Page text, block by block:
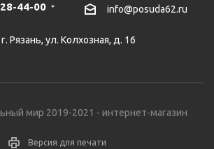
44-00 info@posuda62.ru
г. Рязань, ул. Колхозная, д. 16
мир 2019-2021 - интернет-магазин
Версия для печати